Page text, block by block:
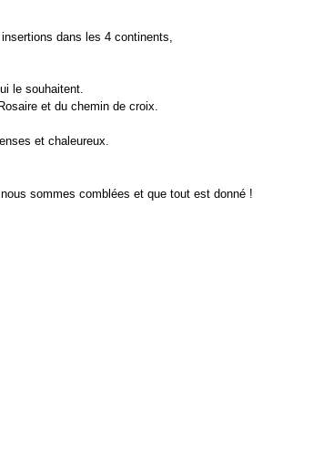
dans les 4 continents,
le souhaitent.
et du chemin de croix.
et chaleureux.
sommes comblées et que tout est donné !